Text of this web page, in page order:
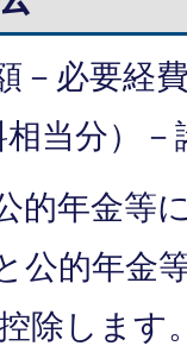
－必要経
当分）－
的年金等
公的年金
除します